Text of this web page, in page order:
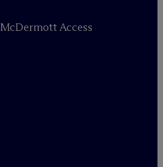
McDermott Access